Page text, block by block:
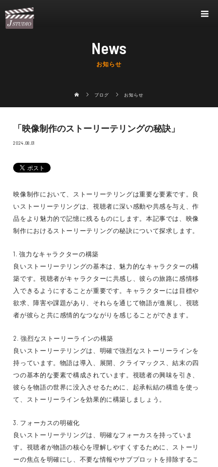
News
お知らせ
ブログ お知らせ
「映像制作のストーリーテリングの秘訣」
2024.08.01
映像制作において、ストーリーテリングは重要な要素です。良
いストーリーテリングは、視聴者に深い感動や共感を与え、作
品をより魅力的で記憶に残るものにします。本記事では、映像
制作におけるストーリーテリングの秘訣について探求します。
1. 強力なキャラクターの構築
良いストーリーテリングの基本は、魅力的なキャラクターの構
築です。視聴者がキャラクターに共感し、彼らの旅路に感情移
入できるようにすることが重要です。キャラクターには目標や
欲求、障害や課題があり、それらを通じて物語が進展し、視聴
者が彼らと共に感情的なつながりを感じることができます。
2. 強烈なストーリーラインの構築
良いストーリーテリングは、明確で強烈なストーリーラインを
持っています。物語は導入、展開、クライマックス、結末の四
つの基本的な要素で構成されています。視聴者の興味を引き、
彼らを物語の世界に没入させるために、起承転結の構造を使っ
て、ストーリーラインを効果的に構築しましょう。
3. フォーカスの明確化
良いストーリーテリングは、明確なフォーカスを持っていま
す。視聴者が物語の核心を理解しやすくするために、ストーリ
ーの焦点を明確にし、不要な情報やサブプロットを排除するこ